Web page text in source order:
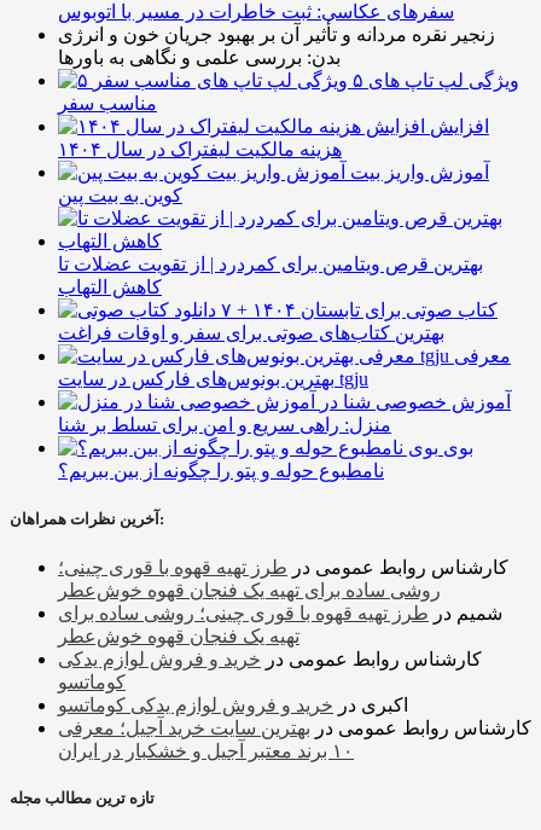
سفرهای عکاسی: ثبت خاطرات در مسیر با اتوبوس
زنجیر نقره مردانه و تأثیر آن بر بهبود جریان خون و انرژی
بدن: بررسی علمی و نگاهی به باورها
۵ ویژگی لپ تاپ های
مناسب سفر
افزایش
هزینه مالکیت لیفتراک در سال ۱۴۰۴
آموزش واریز بیت
کوین به بیت پین
بهترین قرص ویتامین برای کمردرد | از تقویت عضلات تا
کاهش التهاب
۷ کتاب صوتی برای تابستان ۱۴۰۴ +
بهترین کتاب‌های صوتی برای سفر و اوقات فراغت
معرفی
بهترین بونوس‌های فارکس در سایت tgju
آموزش خصوصی شنا در
منزل: راهی سریع و امن برای تسلط بر شنا
بوی
نامطبوع حوله و پتو را چگونه از بین ببریم؟
آخرین نظرات همراهان:
کارشناس روابط عمومی در طرز تهیه قهوه با قوری چینی؛
روشی ساده برای تهیه یک فنجان قهوه خوش‌عطر
شمیم در طرز تهیه قهوه با قوری چینی؛ روشی ساده برای
تهیه یک فنجان قهوه خوش‌عطر
کارشناس روابط عمومی در خرید و فروش لوازم یدکی
کوماتسو
اکبری در خرید و فروش لوازم یدکی کوماتسو
کارشناس روابط عمومی در بهترین سایت خرید آجیل؛ معرفی
۱۰ برند معتبر آجیل و خشکبار در ایران
تازه ترین مطالب مجله